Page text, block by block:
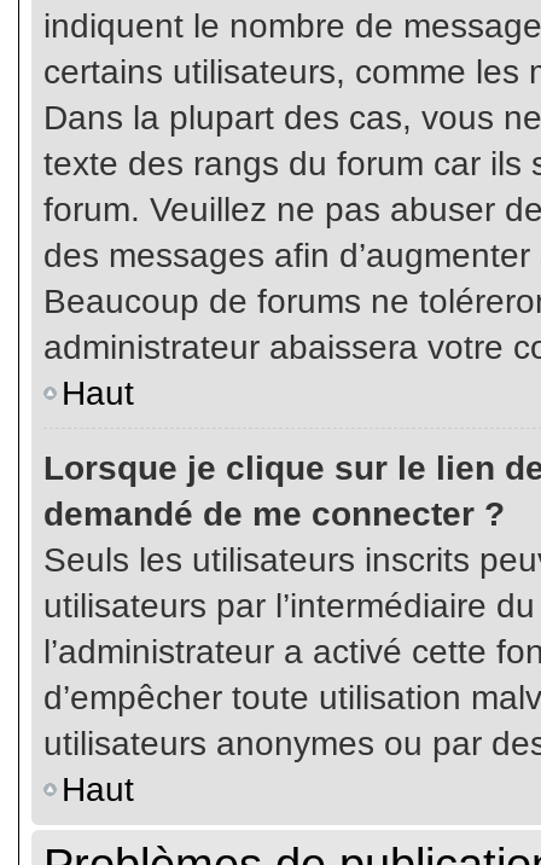
indiquent le nombre de
certains utilisateurs, comme les
Dans la plupart des cas, vous
texte des rangs du forum car ils
forum. Veuillez ne pas abuser
des messages afin
Beaucoup de forums ne
administrateur abaissera votre
Haut
Lorsque je clique sur le lien
demandé de me connecter ?
Seuls les utilisateurs inscrits
utilisateurs par l’intermédiaire
l’administrateur a activé cette
d’empêcher toute utilisation
utilisateurs anonymes ou par
Haut